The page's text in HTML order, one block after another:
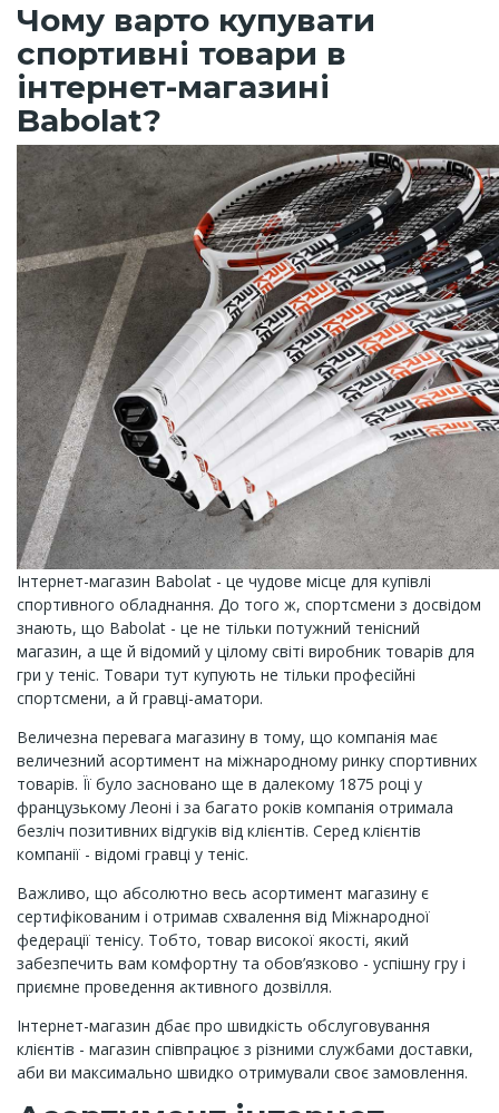
Чому варто купувати
спортивні товари в
інтернет-магазині
Babolat?
Інтернет-магазин Babolat - це чудове місце для купівлі
спортивного обладнання. До того ж, спортсмени з досвідом
знають, що Babolat - це не тільки потужний тенісний
магазин, а ще й відомий у цілому світі виробник товарів для
гри у теніс. Товари тут купують не тільки професійні
спортсмени, а й гравці-аматори.
Величезна перевага магазину в тому, що компанія має
величезний асортимент на міжнародному ринку спортивних
товарів. Її було засновано ще в далекому 1875 році у
французькому Леоні і за багато років компанія отримала
безліч позитивних відгуків від клієнтів. Серед клієнтів
компанії - відомі гравці у теніс.
Важливо, що абсолютно весь асортимент магазину є
сертифікованим і отримав схвалення від Міжнародної
федерації тенісу. Тобто, товар високої якості, який
забезпечить вам комфортну та обов’язково - успішну гру і
приємне проведення активного дозвілля.
Інтернет-магазин дбає про швидкість обслуговування
клієнтів - магазин співпрацює з різними службами доставки,
аби ви максимально швидко отримували своє замовлення.